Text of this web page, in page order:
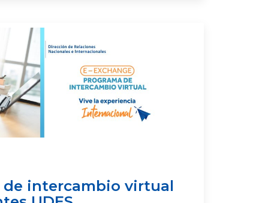
de intercambio virtual